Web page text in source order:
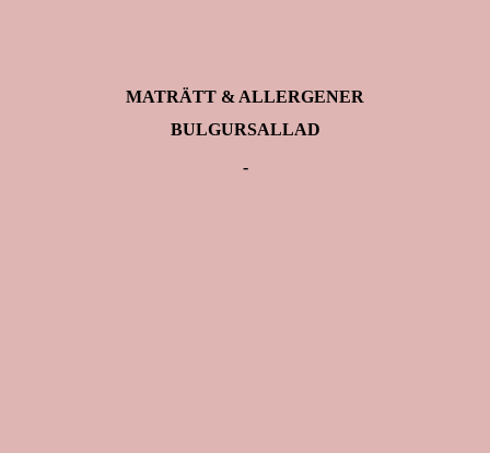
MATRÄTT & ALLERGENER
BULGURSALLAD
-